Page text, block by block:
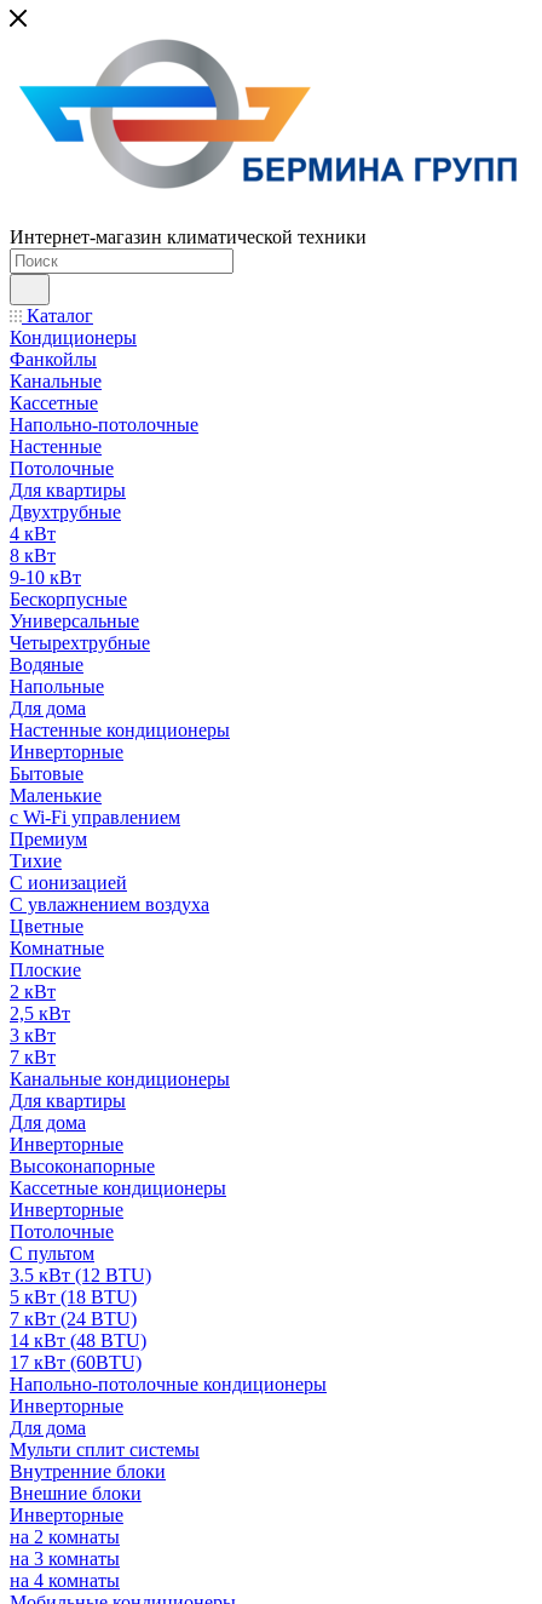
Интернет-магазин климатической техники
Каталог
Кондиционеры
Фанкойлы
Канальные
Кассетные
Напольно-потолочные
Настенные
Потолочные
Для квартиры
Двухтрубные
4 кВт
8 кВт
9-10 кВт
Бескорпусные
Универсальные
Четырехтрубные
Водяные
Напольные
Для дома
Настенные кондиционеры
Инверторные
Бытовые
Маленькие
с Wi-Fi управлением
Премиум
Тихие
С ионизацией
С увлажнением воздуха
Цветные
Комнатные
Плоские
2 кВт
2,5 кВт
3 кВт
7 кВт
Канальные кондиционеры
Для квартиры
Для дома
Инверторные
Высоконапорные
Кассетные кондиционеры
Инверторные
Потолочные
С пультом
3.5 кВт (12 BTU)
5 кВт (18 BTU)
7 кВт (24 BTU)
14 кВт (48 BTU)
17 кВт (60BTU)
Напольно-потолочные кондиционеры
Инверторные
Для дома
Мульти сплит системы
Внутренние блоки
Внешние блоки
Инверторные
на 2 комнаты
на 3 комнаты
на 4 комнаты